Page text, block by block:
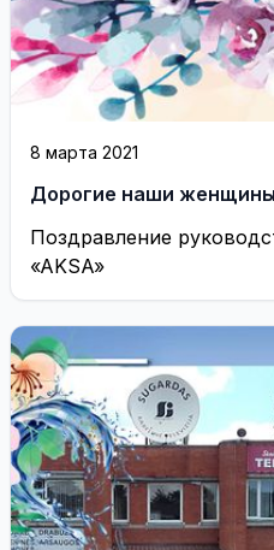
8 марта 2021
Дорогие наши
Поздравление
«AKSA»